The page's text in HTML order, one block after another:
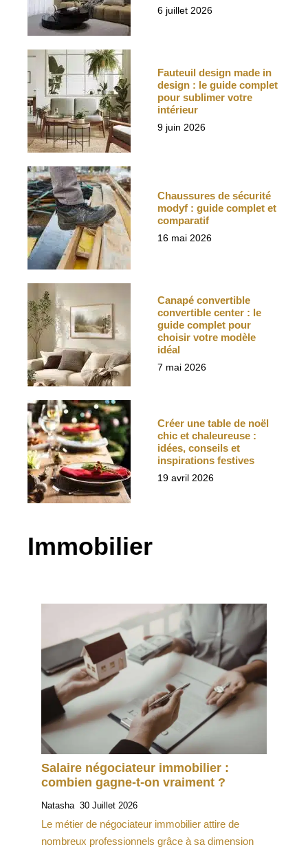
6 juillet 2026
Fauteuil design made in
design : le guide complet
pour sublimer votre
intérieur
9 juin 2026
Chaussures de sécurité
modyf : guide complet et
comparatif
16 mai 2026
Canapé convertible
convertible center : le
guide complet pour
choisir votre modèle
idéal
7 mai 2026
Créer une table de noël
chic et chaleureuse :
idées, conseils et
inspirations festives
19 avril 2026
Immobilier
Salaire négociateur immobilier :
combien gagne-t-on vraiment ?
Natasha 30 Juillet 2026
Le métier de négociateur immobilier attire de
nombreux professionnels grâce à sa dimension